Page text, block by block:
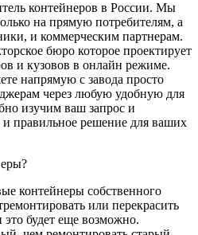
контейнеров в России. Мы
на прямую потребителям, а
и коммерческим партнерам.
бюро которое проектирует
и кузовов в онлайн режиме.
напрямую с завода просто
через любую удобную для
изучим ваш запрос и
правильное решение для ваших
контейнеры собственного
или перекрасить
будет еще возможно.